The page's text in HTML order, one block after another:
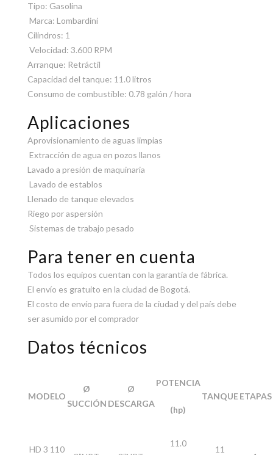
Tipo: Gasolina
Marca: Lombardini
Cilindros: 1
Velocidad: 3.600 RPM
Arranque: Retráctil
Capacidad del tanque: 11.0 litros
Consumo de combustible: 0.78 galón / hora
Aplicaciones
Aprovisionamiento de aguas limpias
Extracción de agua en pozos llanos
Lavado a presión de maquinaria
Lavado de establos
Llenado de tanque elevados
Riego por aspersión
Sistemas de trabajo pesado
Para tener en cuenta
Todos los equipos cuentan con la garantía de fábrica.
El envío es gratuito en la ciudad de Bogotá.
El costo de envío para fuera de la ciudad y del país debe
ser asumido por el comprador
Datos técnicos
MODELO
Ø
SUCCIÓN
Ø
DESCARGA
POTENCIA
(hp)
TANQUEETAPAS
HD 3 110
11.0
11